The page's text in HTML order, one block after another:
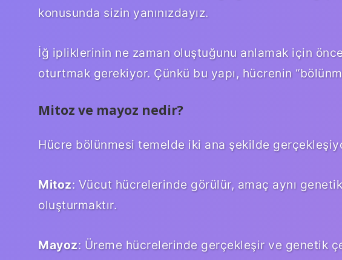
konusunda sizin yanınızdayız.
İğ ipliklerinin ne zaman oluştuğunu anlamak için
oturtmak gerekiyor. Çünkü bu yapı, hücrenin
Mitoz ve mayoz nedir?
Hücre bölünmesi temelde iki ana şekilde
Mitoz: Vücut hücrelerinde görülür, amaç aynı
oluşturmaktır.
Mayoz: Üreme hücrelerinde gerçekleşir ve genetik